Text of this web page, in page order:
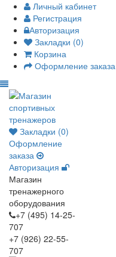
Личный кабинет
Регистрация
Авторизация
Закладки (0)
Корзина
Оформление заказа
Закладки (0)
Оформление
заказа
Авторизация
Магазин
тренажерного
оборудования
+7 (495) 14-25-
707
+7 (926) 22-55-
707